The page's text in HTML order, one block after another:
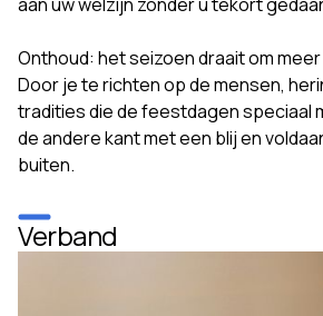
Onthoud: het seizoen draait om
Door je te richten op de mensen,
tradities die de feestdagen speciaal
de andere kant met een blij en
buiten.
Verband